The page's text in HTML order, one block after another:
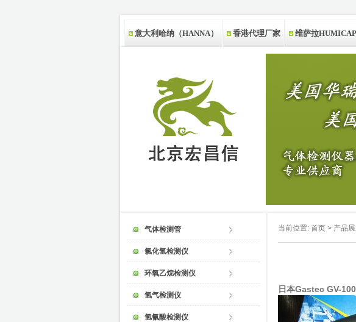
意大利哈纳（HANNA） 香港代理厂家 维萨拉HUMICAP
气体检测管
氯化氢检测仪
环氧乙烷检测仪
氢气检测仪
氢氰酸检测仪
当前位置: 首页 > 产品
日本Gastec GV-